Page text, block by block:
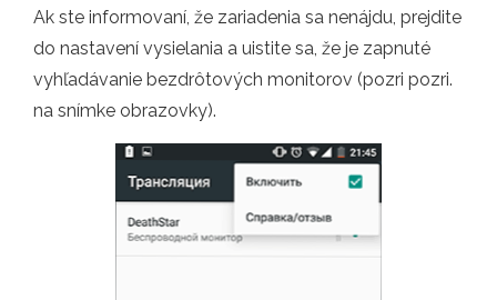
Ak ste informovaní, že zariadenia sa nenájdu, prejdite
do nastavení vysielania a uistite sa, že je zapnuté
vyhľadávanie bezdrôtových monitorov (pozri pozri.
na snímke obrazovky).